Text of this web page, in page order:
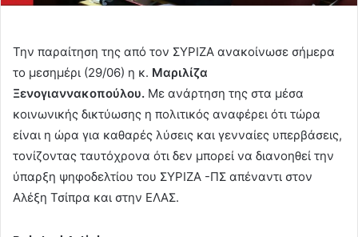
Την παραίτηση της από τον ΣΥΡΙΖΑ ανακοίνωσε σήμερα
το μεσημέρι (29/06) η κ. Μαριλίζα
Ξενογιαννακοπούλου. Με ανάρτηση της στα μέσα
κοινωνικής δικτύωσης η πολιτικός αναφέρει ότι τώρα
είναι η ώρα για καθαρές λύσεις και γενναίες υπερβάσεις,
τονίζοντας ταυτόχρονα ότι δεν μπορεί να διανοηθεί την
ύπαρξη ψηφοδελτίου του ΣΥΡΙΖΑ -ΠΣ απέναντι στον
Αλέξη Τσίπρα και στην ΕΛΑΣ.